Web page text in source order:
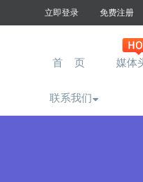
立即登录 免费注册
首 页 媒体
联系我们